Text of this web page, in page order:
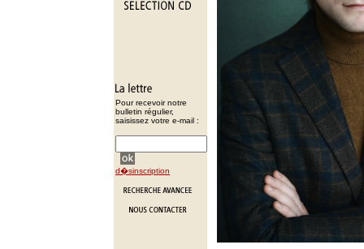
Pour recevoir notre
bulletin régulier,
saisissez votre e-mail :
d�sinscription